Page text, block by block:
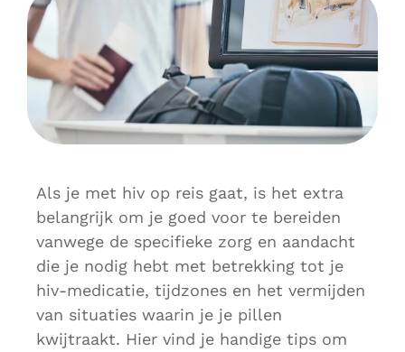
Als je met hiv op reis gaat, is het extra
belangrijk om je goed voor te bereiden
vanwege de specifieke zorg en aandacht
die je nodig hebt met betrekking tot je
hiv-medicatie, tijdzones en het vermijden
van situaties waarin je je pillen
kwijtraakt. Hier vind je handige tips om